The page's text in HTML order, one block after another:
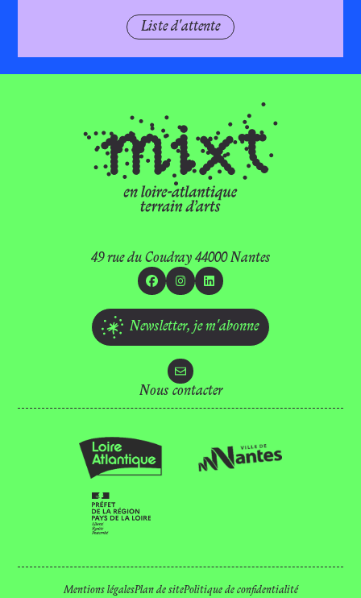
Liste d'attente
49 rue du Coudray 44000 Nantes
FacebookInstagramLinkedin
Newsletter, je m'abonne
Nous contacter
Mentions légalesPlan de sitePolitique de confidentialité